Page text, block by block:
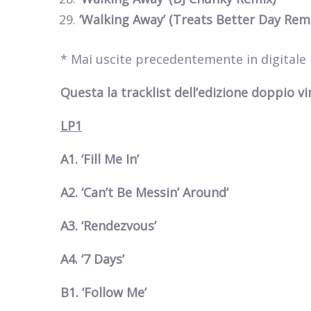
‘Walking Away’ (Treats Better Day
* Mai uscite precedentemente in digitale
Questa la tracklist dell’edizione doppio
LP1
A1. ‘Fill Me In’
A2. ‘Can’t Be Messin’ Around’
A3. ‘Rendezvous’
A4. ‘7 Days’
B1. ‘Follow Me’